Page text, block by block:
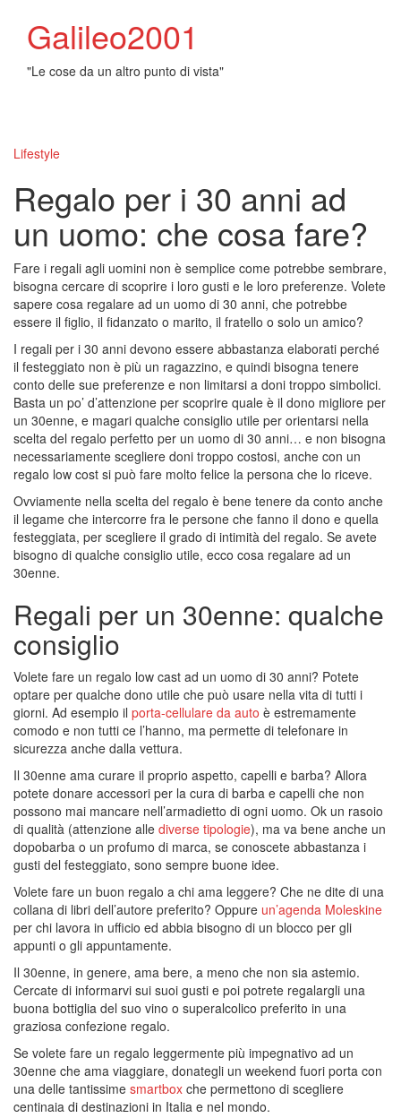
Galileo2001
"Le cose da un altro punto di vista"
Lifestyle
Regalo per i 30 anni ad
un uomo: che cosa fare?
Fare i regali agli uomini non è semplice come potrebbe sembrare,
bisogna cercare di scoprire i loro gusti e le loro preferenze. Volete
sapere cosa regalare ad un uomo di 30 anni, che potrebbe
essere il figlio, il fidanzato o marito, il fratello o solo un amico?
I regali per i 30 anni devono essere abbastanza elaborati perché
il festeggiato non è più un ragazzino, e quindi bisogna tenere
conto delle sue preferenze e non limitarsi a doni troppo simbolici.
Basta un po’ d’attenzione per scoprire quale è il dono migliore per
un 30enne, e magari qualche consiglio utile per orientarsi nella
scelta del regalo perfetto per un uomo di 30 anni… e non bisogna
necessariamente scegliere doni troppo costosi, anche con un
regalo low cost si può fare molto felice la persona che lo riceve.
Ovviamente nella scelta del regalo è bene tenere da conto anche
il legame che intercorre fra le persone che fanno il dono e quella
festeggiata, per scegliere il grado di intimità del regalo. Se avete
bisogno di qualche consiglio utile, ecco cosa regalare ad un
30enne.
Regali per un 30enne: qualche
consiglio
Volete fare un regalo low cast ad un uomo di 30 anni? Potete
optare per qualche dono utile che può usare nella vita di tutti i
giorni. Ad esempio il porta-cellulare da auto è estremamente
comodo e non tutti ce l’hanno, ma permette di telefonare in
sicurezza anche dalla vettura.
Il 30enne ama curare il proprio aspetto, capelli e barba? Allora
potete donare accessori per la cura di barba e capelli che non
possono mai mancare nell’armadietto di ogni uomo. Ok un rasoio
di qualità (attenzione alle diverse tipologie), ma va bene anche un
dopobarba o un profumo di marca, se conoscete abbastanza i
gusti del festeggiato, sono sempre buone idee.
Volete fare un buon regalo a chi ama leggere? Che ne dite di una
collana di libri dell’autore preferito? Oppure un’agenda Moleskine
per chi lavora in ufficio ed abbia bisogno di un blocco per gli
appunti o gli appuntamente.
Il 30enne, in genere, ama bere, a meno che non sia astemio.
Cercate di informarvi sui suoi gusti e poi potrete regalargli una
buona bottiglia del suo vino o superalcolico preferito in una
graziosa confezione regalo.
Se volete fare un regalo leggermente più impegnativo ad un
30enne che ama viaggiare, donategli un weekend fuori porta con
una delle tantissime smartbox che permettono di scegliere
centinaia di destinazioni in Italia e nel mondo.